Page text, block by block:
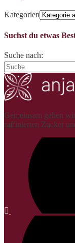
Kategorien
Suchst du etwas
Suche nach:
Gemeinsam gehen
raffinierten Zucker